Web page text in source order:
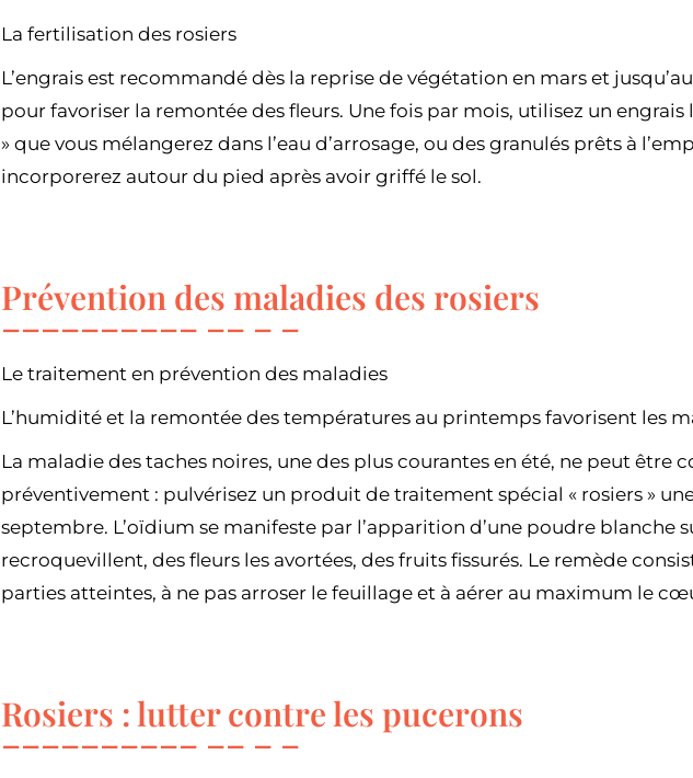
La fertilisation des rosiers
L’engrais est recommandé dès la reprise de végétation en mars et
pour favoriser la remontée des fleurs. Une fois par mois, utilisez un engrais
» que vous mélangerez dans l’eau d’arrosage, ou des granulés prêts à
incorporerez autour du pied après avoir griffé le sol.
Prévention des maladies des rosiers
Le traitement en prévention des maladies
L’humidité et la remontée des températures au printemps favorisent les
La maladie des taches noires, une des plus courantes en été, ne peut être
préventivement : pulvérisez un produit de traitement spécial « rosiers »
septembre. L’oïdium se manifeste par l’apparition d’une poudre blanche
recroquevillent, des fleurs les avortées, des fruits fissurés. Le remède
parties atteintes, à ne pas arroser le feuillage et à aérer au maximum le
Rosiers : lutter contre les pucerons